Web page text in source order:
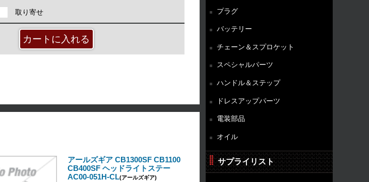
取り寄せ
アールズギア CB1300SF CB1100
CB400SF ヘッドライトステー
AC00-051H-CL(アールズギア)
プラグ
バッテリー
チェーン＆スプロケット
スペシャルパーツ
ハンドル＆ステップ
ドレスアップパーツ
電装部品
オイル
サプライリスト